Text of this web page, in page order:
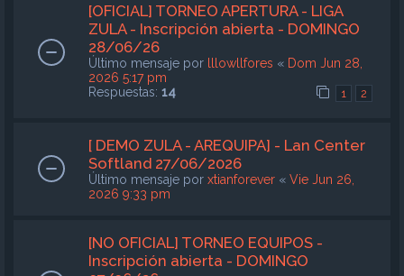
[OFICIAL] TORNEO APERTURA - LIGA
ZULA - Inscripción abierta - DOMINGO
28/06/26
Último mensaje por lllowllfores « Dom Jun 28,
2026 5:17 pm
Respuestas: 14 1 2
[ DEMO ZULA - AREQUIPA] - Lan Center
Softland 27/06/2026
Último mensaje por xtianforever « Vie Jun 26,
2026 9:33 pm
[NO OFICIAL] TORNEO EQUIPOS -
Inscripción abierta - DOMINGO